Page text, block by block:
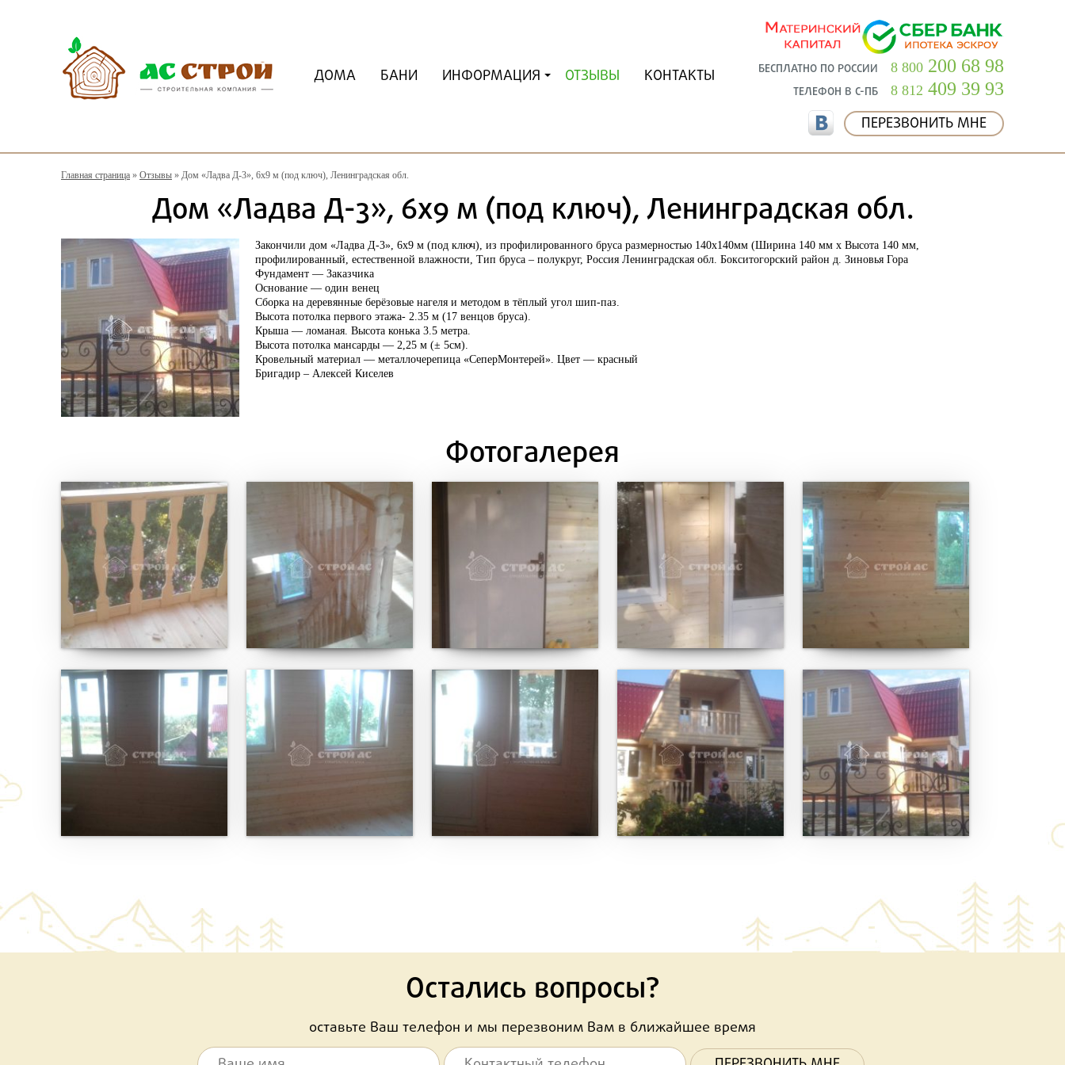
БЕСПЛАТНО ПО РОССИИ 8 800 200 68 98
ТЕЛЕФОН В С-ПБ 8 812 409 39 93
ПЕРЕЗВОНИТЬ МНЕ
ДОМА БАНИ ИНФОРМАЦИЯ ОТЗЫВЫ КОНТАКТЫ
Главная страница » Отзывы » Дом «Ладва Д-3», 6х9 м (под ключ), Ленинградская обл.
Дом «Ладва Д-3», 6х9 м (под ключ), Ленинградская обл.
Закончили дом «Ладва Д-3», 6х9 м (под ключ), из профилированного бруса размерностью 140х140мм (Ширина 140 мм х Высота 140 мм,
профилированный, естественной влажности, Тип бруса – полукруг, Россия Ленинградская обл. Бокситогорский район д. Зиновья Гора
Фундамент — Заказчика
Основание — один венец
Сборка на деревянные берёзовые нагеля и методом в тёплый угол шип-паз.
Высота потолка первого этажа- 2.35 м (17 венцов бруса).
Крыша — ломаная. Высота конька 3.5 метра.
Высота потолка мансарды — 2,25 м (± 5см).
Кровельный материал — металлочерепица «СеперМонтерей». Цвет — красный
Бригадир – Алексей Киселев
Фотогалерея
Остались вопросы?
оставьте Ваш телефон и мы перезвоним Вам в ближайшее время